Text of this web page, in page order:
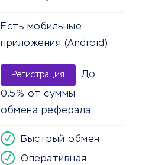
Есть мобильные
приложения (Android)
Регистрация До
0.5% от суммы
обмена реферала
Быстрый обмен
Оперативная